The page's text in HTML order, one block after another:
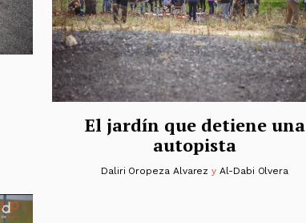
El jardín que detiene una
autopista
Daliri Oropeza Alvarez yAl-Dabi Olvera